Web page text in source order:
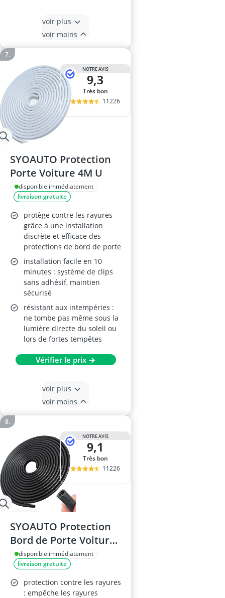
voir plus
voir moins
NOTRE AVIS
9,3
Très bon
11226
SYOAUTO Protection
Porte Voiture 4M U
disponible immédiatement
livraison gratuite
protège contre les rayures
grâce à une installation
discrète et efficace des
protections de bord de porte
installation facile en 10
minutes : système de clips
sans adhésif, maintien
sécurisé
résistant aux intempéries :
ne tombe pas même sous la
lumière directe du soleil ou
lors de fortes tempêtes
Vérifier le prix →
voir plus
voir moins
NOTRE AVIS
9,1
Très bon
11226
SYOAUTO Protection
Bord de Porte Voiture
4Mdisponible immédiatement
livraison gratuite
protection contre les rayures
: empêche les rayures